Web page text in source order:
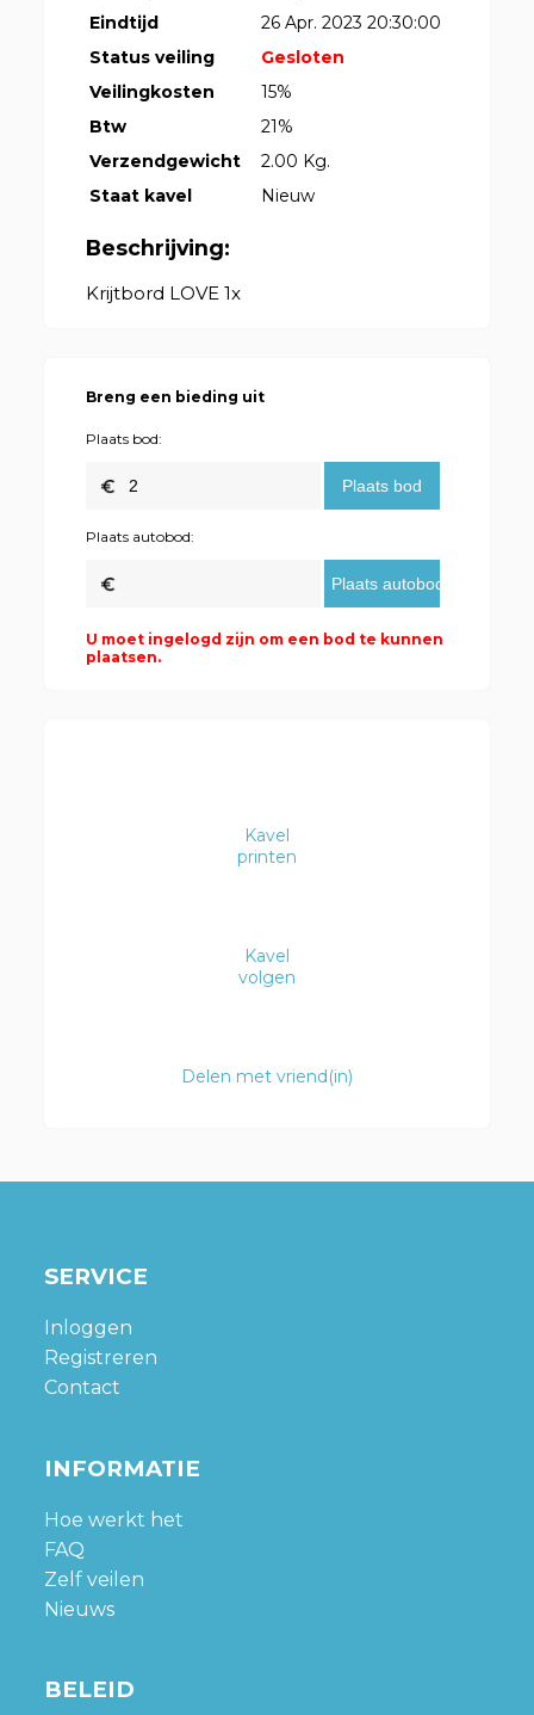
Eindtijd
26 Apr. 2023 20:30:00
Status veiling
Gesloten
Veilingkosten
15%
Btw
21%
Verzendgewicht
2.00 Kg.
Staat kavel
Nieuw
Beschrijving:
Krijtbord LOVE 1x
Breng een bieding uit
Plaats bod:
Plaats autobod:
U moet ingelogd zijn om een bod te kunnen
plaatsen.
Kavel
printen
Kavel
volgen
Delen met vriend(in)
SERVICE
Inloggen
Registreren
Contact
INFORMATIE
Hoe werkt het
FAQ
Zelf veilen
Nieuws
BELEID